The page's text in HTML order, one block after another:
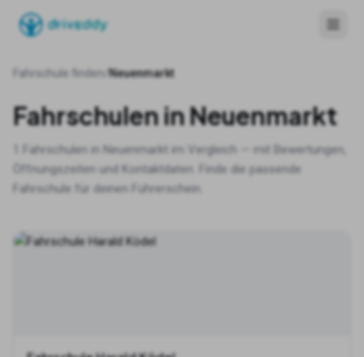
Fahrschule finden Neuenmarkt
Fahrschulen inNeuenmarkt
Fahrschulen in Neuenmarkt im Vergleich — mit Bewertungen,
Öffnungszeiten und Kontaktdaten. Finde die passende
Fahrschule für deinen Führerschein.